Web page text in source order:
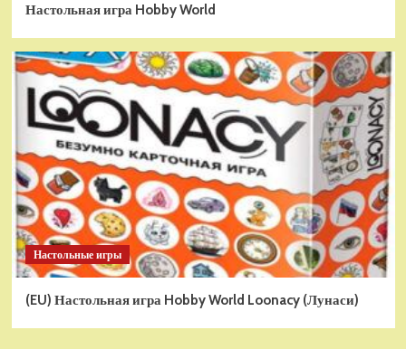
Настольная игра Hobby World
Настольные игры
(EU) Настольная игра Hobby World Loonacy (Лунаси)